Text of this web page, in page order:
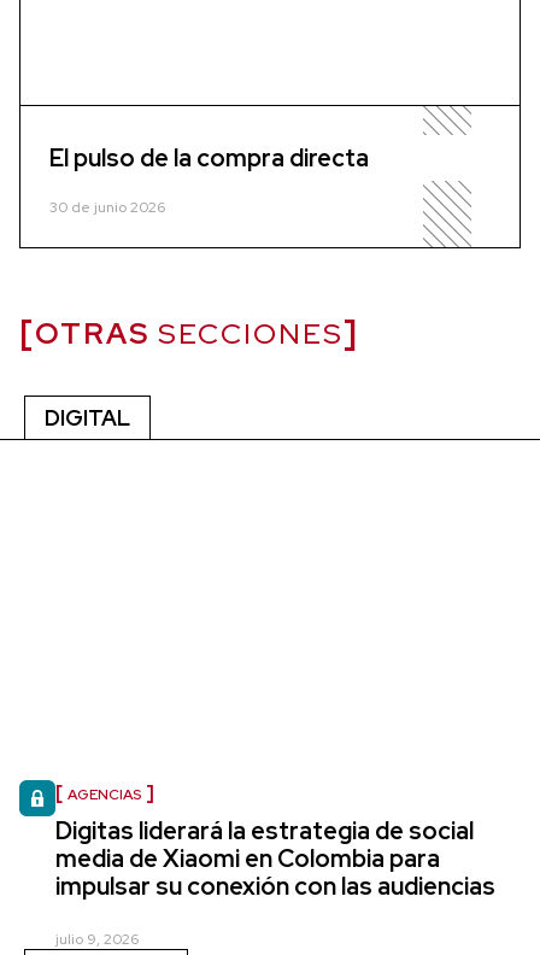
El pulso de la compra directa
30 de junio 2026
OTRAS SECCIONES
DIGITAL
AGENCIAS
Digitas liderará la estrategia de social
media de Xiaomi en Colombia para
impulsar su conexión con las audiencias
julio 9, 2026